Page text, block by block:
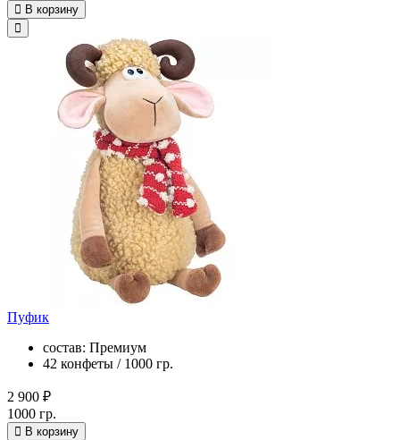
В корзину
Пуфик
состав: Премиум
42 конфеты / 1000 гр.
2 900 ₽
1000 гр.
В корзину